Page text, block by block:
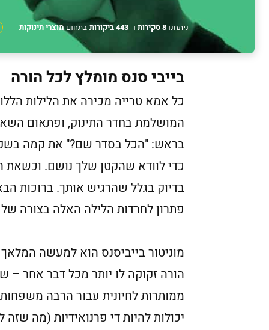
ניתחנו8 סקירות ו- 443 ביקורות בתחוםמוצרי תינוקות
בייבי סנס מומלץ לכל הורה
כל אמא טרייה מכירה את הלילות
המושלמת בחדר התינוק, ופתאום
בראש: "הכל בסדר שם?" את קמה
כדי לוודא שהקטן שלך נושם.
בדיוק בגלל שהרגיש אותך. ברוכות
פתרון לחרדות הלילה האלה בצורה של
מוניטור בייביסנס הוא למעשה
הורה זקוקה לו יותר מכל דבר אחר
ממותרות לחיונית עבור הרבה
יכולות להיות די פרנואידיות (מה